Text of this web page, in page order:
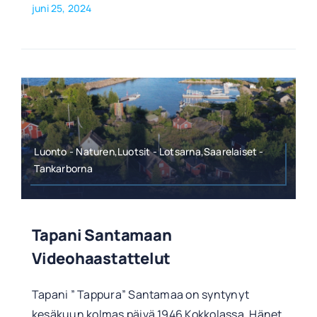
juni 25, 2024
Luonto - Naturen,Luotsit - Lotsarna,Saarelaiset -
Tankarborna
Tapani Santamaan
Videohaastattelut
Tapani ” Tappura” Santamaa on syntynyt